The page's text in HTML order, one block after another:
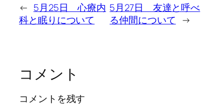
← 5月25日 心療内
科と眠りについて
5月27日 友達と呼べ
る仲間について →
コメント
コメントを残す